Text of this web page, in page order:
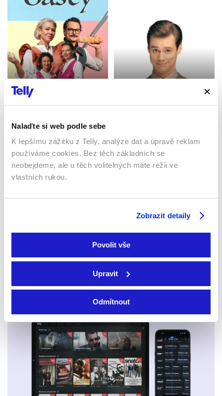
Nalaďte si web podle sebe
K lepšímu zážitku z Telly, analýze dat a úpravě reklam
používáme cookies. Bez těch základních se
neobejdeme, ale u těch volitelných máte režii ve
vlastních rukou.
Zobrazit detaily
Povolit vše
Upravit
Odmítnout
2024 | Estonsko, Litva |
108 min
Sledujte kdekoliv až na 6 zařízeních
Smart TV - Android, Google, Samsung, LG, VIDAA